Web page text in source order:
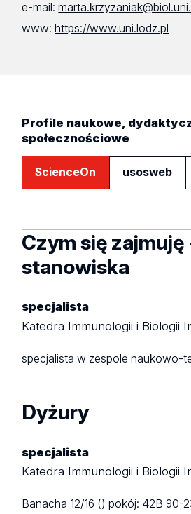
e-mail:
www:https://www.uni.lodz.pl
Profile naukowe,
społecznościowe
ScienceOn usosweb
Czym się zajmuję
stanowiska
specjalista
Katedra Immunologii i Biologii
specjalista w zespole naukowo-
Dyżury
specjalista
Katedra Immunologii i Biologii
Banacha 12/16 ()pokój: 42B90-